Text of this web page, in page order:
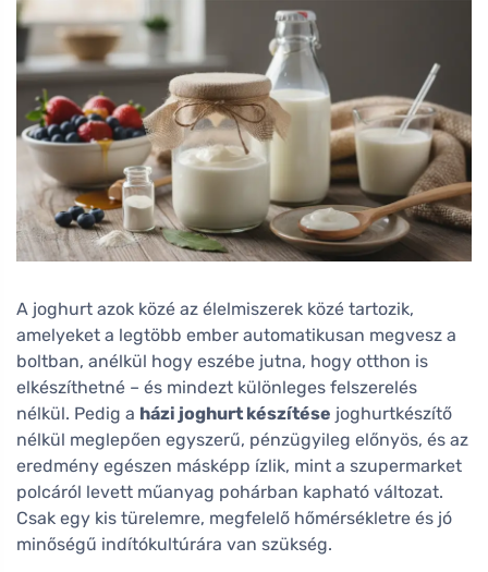
A joghurt azok közé az élelmiszerek közé tartozik,
amelyeket a legtöbb ember automatikusan megvesz a
boltban, anélkül hogy eszébe jutna, hogy otthon is
elkészíthetné – és mindezt különleges felszerelés
nélkül. Pedig a házi joghurt készítése joghurtkészítő
nélkül meglepően egyszerű, pénzügyileg előnyös, és az
eredmény egészen másképp ízlik, mint a szupermarket
polcáról levett műanyag pohárban kapható változat.
Csak egy kis türelemre, megfelelő hőmérsékletre és jó
minőségű indítókultúrára van szükség.